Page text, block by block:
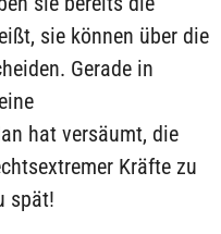
sie können über die
Gerade in
hat versäumt, die
Kräfte zu
spät!